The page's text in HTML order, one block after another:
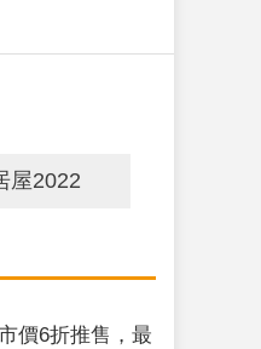
屋2022
價6折推售，最